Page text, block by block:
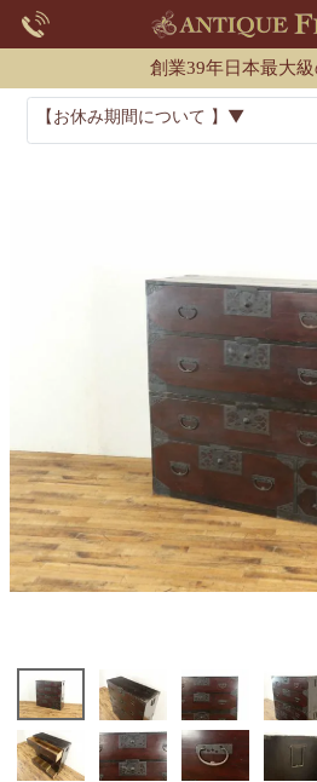
創業39年日本最大
【お休み期間について 】▼